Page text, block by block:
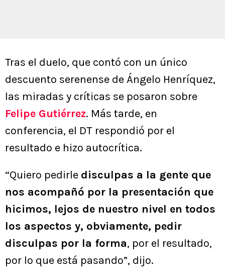
Tras el duelo, que contó con un único
descuento serenense de Ángelo Henríquez,
las miradas y críticas se posaron sobre
Felipe Gutiérrez. Más tarde, en
conferencia, el DT respondió por el
resultado e hizo autocrítica.
“Quiero pedirle disculpas a la gente que
nos acompañó por la presentación que
hicimos, lejos de nuestro nivel en todos
los aspectos y, obviamente, pedir
disculpas por la forma, por el resultado,
por lo que está pasando”, dijo.